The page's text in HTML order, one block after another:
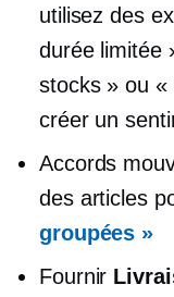
utilisez des
durée limitée
stocks » ou «
créer un
Accords
des articles
groupées »
Fournir